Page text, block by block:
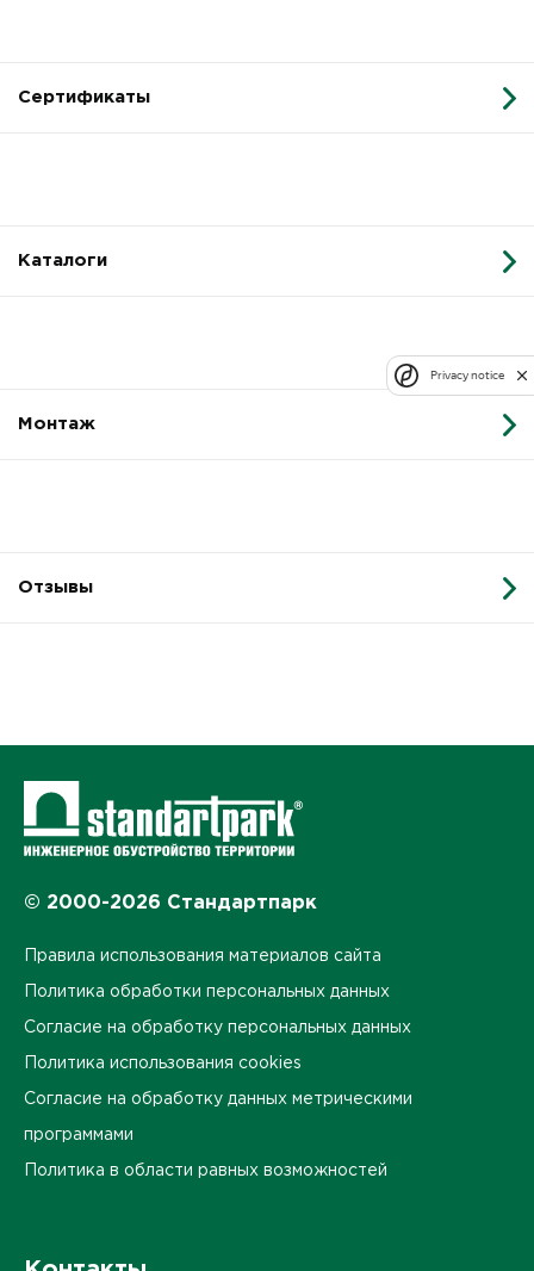
Сертификаты
Каталоги
Монтаж
Отзывы
© 2000-2026 Стандартпарк
Правила использования материалов сайта
Политика обработки персональных данных
Согласие на обработку персональных данных
Политика использования cookies
Согласие на обработку данных метрическими
программами
Политика в области равных возможностей
Privacy notice